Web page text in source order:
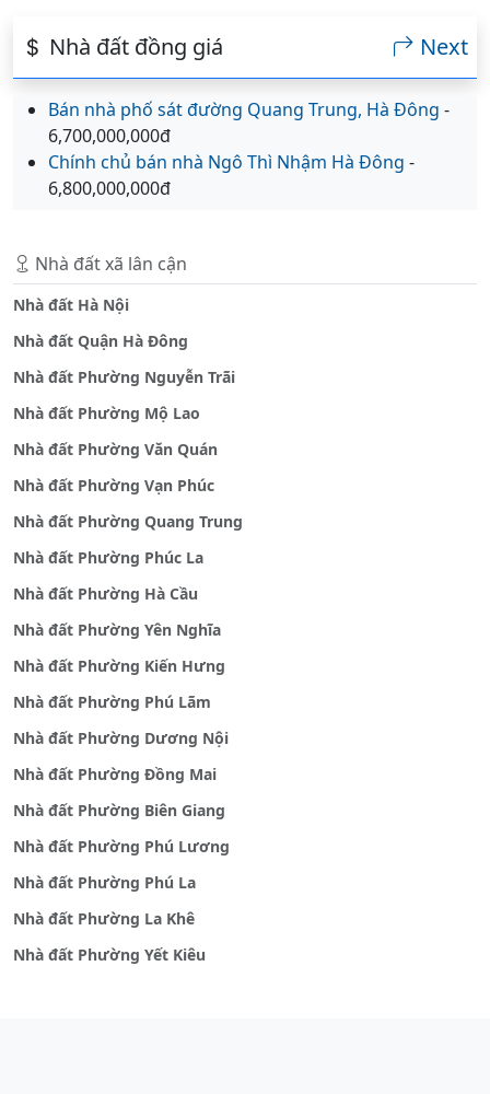
Nhà đất đồng giá Next
Bán nhà phố sát đường Quang Trung, Hà Đông -
6,700,000,000đ
Chính chủ bán nhà Ngô Thì Nhậm Hà Đông -
6,800,000,000đ
Nhà đất xã lân cận
Nhà đất Hà Nội
Nhà đất Quận Hà Đông
Nhà đất Phường Nguyễn Trãi
Nhà đất Phường Mộ Lao
Nhà đất Phường Văn Quán
Nhà đất Phường Vạn Phúc
Nhà đất Phường Quang Trung
Nhà đất Phường Phúc La
Nhà đất Phường Hà Cầu
Nhà đất Phường Yên Nghĩa
Nhà đất Phường Kiến Hưng
Nhà đất Phường Phú Lãm
Nhà đất Phường Dương Nội
Nhà đất Phường Đồng Mai
Nhà đất Phường Biên Giang
Nhà đất Phường Phú Lương
Nhà đất Phường Phú La
Nhà đất Phường La Khê
Nhà đất Phường Yết Kiêu